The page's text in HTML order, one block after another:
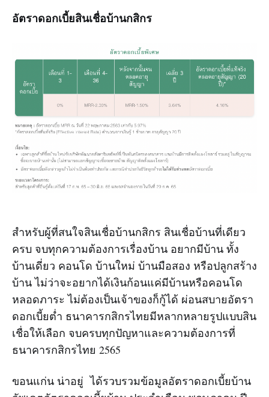
อัตราดอกเบี้ยสินเชื่อบ้านกสิกร
สำหรับผู้ที่สนใจสินเชื่อบ้านกสิกร สินเชื่อบ้านที่เดียว
ครบ จบทุกความต้องการเรื่องบ้าน อยากมีบ้าน ทั้ง
บ้านเดี่ยว คอนโด บ้านใหม่ บ้านมือสอง หรือปลูกสร้าง
บ้าน ไม่ว่าจะอยากได้เงินก้อนแค่มีบ้านหรือคอนโด
หลอดภาระ ไม่ต้องเป็นเจ้าของก็กู้ได้ ผ่อนสบายอัตรา
ดอกเบี้ยต่ำ ธนาคารกสิกรไทยมีหลากหลายรูปแบบสิน
เชื่อให้เลือก จบครบทุกปัญหาและความต้องการที่
ธนาคารกสิกรไทย 2565
ขอนแก่น น่าอยู่ ได้รวบรวมข้อมูลอัตราดอกเบี้ยบ้าน